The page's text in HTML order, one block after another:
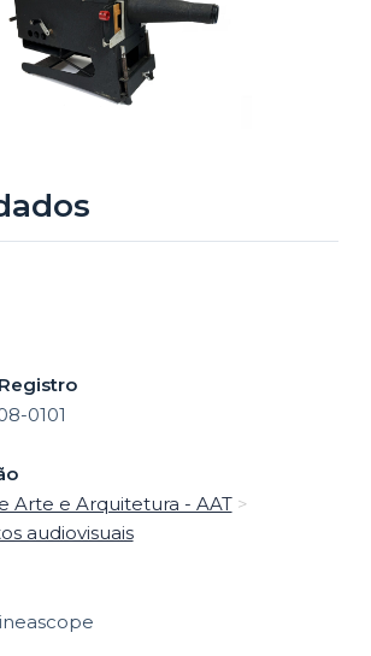
0101
Arte e Arquitetura - AAT>
audiovisuais